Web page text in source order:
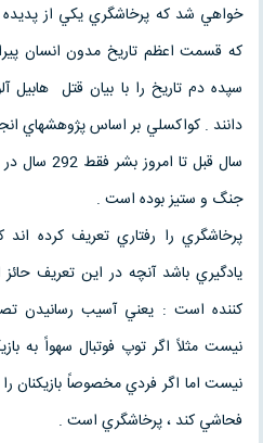
خواهي شد كه پرخاشگري يكي از
كه قسمت اعظم تاريخ مدون انسان
سپده دم تاريخ را با بيان قتل
سال قبل تا
جنگ و ستيز بوده است .
پرخاشگري را رفتاري تعريف كرده
يادگيري باشد آنچه در اين تعريف
كننده است : يعني آسيب رسانيدن
نيست مثلاً اگر توپ فوتبال سهواً به
نيست اما اگر فردي مخصوصاً بازيكنان را
فحاشي كند ، پرخاشگري است .